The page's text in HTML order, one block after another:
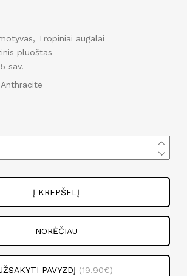
Tropiniai augalai
pluoštas
sav.
Anthracite
Į KREPŠELĮ
NORĖČIAU
PAVYZDĮ (19.90€)